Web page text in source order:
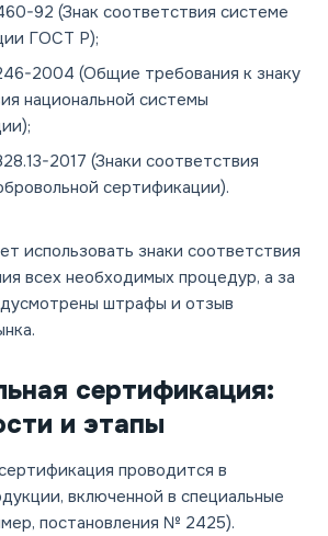
92 (Знак соответствия системе
ГОСТ Р);
2004 (Общие требования к знаку
национальной системы
2017 (Знаки соответствия
сертификации).
использовать знаки соответствия
всех необходимых процедур, а за
штрафы и отзыв
сертификация:
и этапы
проводится в
включенной в специальные
постановления № 2425).